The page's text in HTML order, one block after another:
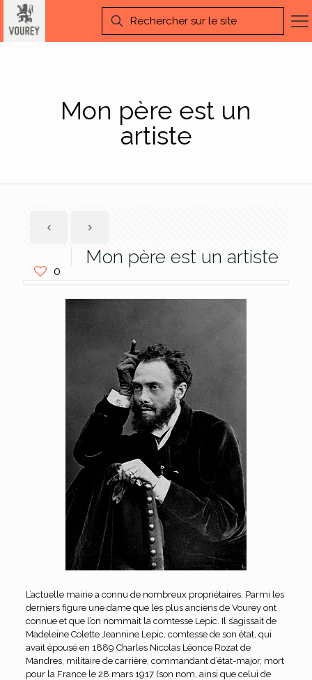
Mon père est un
artiste
0
Mon père est un artiste
L’actuelle mairie a connu de nombreux propriétaires. Parmi les
derniers figure une dame que les plus anciens de Vourey ont
connue et que l’on nommait la comtesse Lepic. Il s’agissait de
Madeleine Colette Jeannine Lepic, comtesse de son état, qui
avait épousé en 1889 Charles Nicolas Léonce Rozat de
Mandres, militaire de carrière, commandant d’état-major, mort
pour la France le 28 mars 1917 (son nom, ainsi que celui de